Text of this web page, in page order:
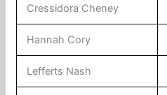
Cressidora Cheney
Hannah Cory
Lefferts Nash